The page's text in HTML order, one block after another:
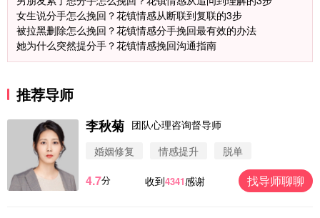
女生说分手怎么挽回？花镇情感从断联到复联的3步
被拉黑删除怎么挽回？花镇情感分手挽回最有效的办法
她为什么突然提分手？花镇情感挽回沟通指南
推荐导师
李秋菊 团队心理咨询督导师
婚姻修复
情感提升 脱单
4.7分 收到4341感谢 找导师聊聊